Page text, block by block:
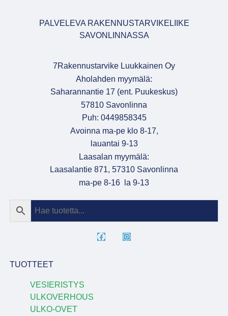
PALVELEVA RAKENNUSTARVIKELIIKE
SAVONLINNASSA
7Rakennustarvike Luukkainen Oy
Aholahden myymälä:
Saharannantie 17 (ent. Puukeskus)
57810 Savonlinna
Puh: 0449858345
Avoinna ma-pe klo 8-17,
lauantai 9-13
Laasalan myymälä:
Laasalantie 871, 57310 Savonlinna
ma-pe 8-16 la 9-13
TUOTTEET
VESIERISTYS
ULKOVERHOUS
ULKO-OVET